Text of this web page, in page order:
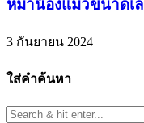
หมาน้องแมวขนาดเ
3 กันยายน 2024
ใส่คำค้นหา